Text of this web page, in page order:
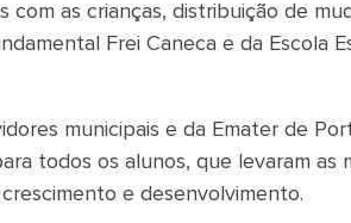
as crianças, distribuição de
Frei Caneca e da Escola
municipais e da Emater de
todos os alunos, que levaram as
e desenvolvimento.